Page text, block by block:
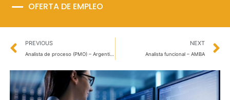
OFERTA DE EMPLEO
Prev
PREVIOUS NEXT
Analista funcional – AMBA